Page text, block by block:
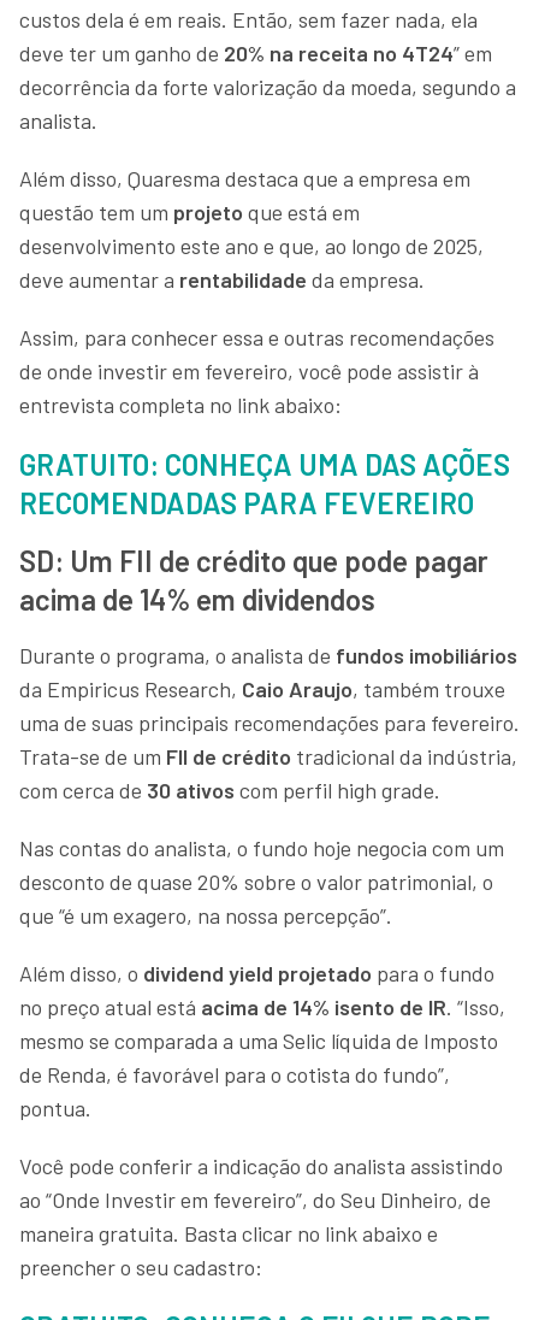
custos dela é em reais. Então, sem fazer nada, ela
deve ter um ganho de 20% na receita no 4T24” em
decorrência da forte valorização da moeda, segundo a
analista.
Além disso, Quaresma destaca que a empresa em
questão tem um projeto que está em
desenvolvimento este ano e que, ao longo de 2025,
deve aumentar a rentabilidade da empresa.
Assim, para conhecer essa e outras recomendações
de onde investir em fevereiro, você pode assistir à
entrevista completa no link abaixo:
GRATUITO: CONHEÇA UMA DAS AÇÕES
RECOMENDADAS PARA FEVEREIRO
SD: Um FII de crédito que pode pagar
acima de 14% em dividendos
Durante o programa, o analista de fundos imobiliários
da Empiricus Research, Caio Araujo, também trouxe
uma de suas principais recomendações para fevereiro.
Trata-se de um FII de crédito tradicional da indústria,
com cerca de 30 ativos com perfil high grade.
Nas contas do analista, o fundo hoje negocia com um
desconto de quase 20% sobre o valor patrimonial, o
que “é um exagero, na nossa percepção”.
Além disso, o dividend yield projetado para o fundo
no preço atual está acima de 14% isento de IR. “Isso,
mesmo se comparada a uma Selic líquida de Imposto
de Renda, é favorável para o cotista do fundo”,
pontua.
Você pode conferir a indicação do analista assistindo
ao “Onde Investir em fevereiro”, do Seu Dinheiro, de
maneira gratuita. Basta clicar no link abaixo e
preencher o seu cadastro: